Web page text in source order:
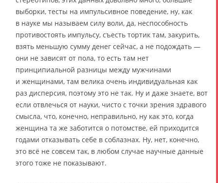
выборки, тесты на импульсивное поведение, ну, как
в науке мы называем силу воли, да, неспособность
противостоять импульсу, съесть тортик там, закурить,
взять меньшую сумму денег сейчас, а не подождать —
они не зависят от пола, то есть там нет
принципиальной разницы между мужчинами
и женщинами, там велика очень индивидуальная как
раз дисперсия, поэтому это не так. Ну и даже знаете, вот
если отвлечься от науки, чисто с точки зрения здравого
смысла, что, конечно, неправильно, ну как это, когда
женщина та же заботится о потомстве, ей приходится
годами отказывать себе в соблазнах. Ну, нет, конечно,
это всё не совсем так, в любом случае научные данные
этого тоже не показывают.